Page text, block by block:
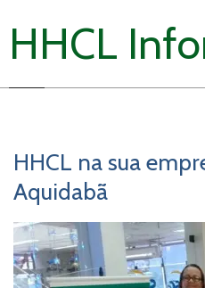
HHCL
HHCL na sua
Aquidabã